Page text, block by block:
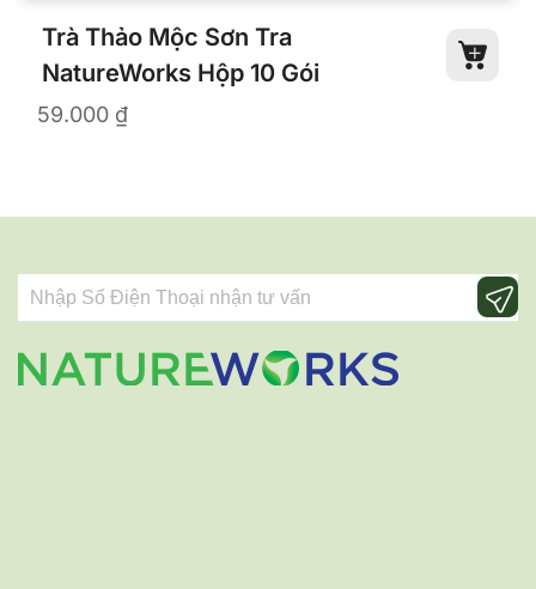
Trà Thảo Mộc Sơn Tra
NatureWorks Hộp 10 Gói
59.000 ₫